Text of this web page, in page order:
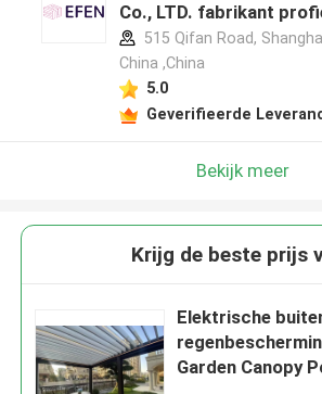
Co., LTD. fabrikant
515 Qifan Road,
China ,China
5.0
Geverifieerde
Bekijk meer
Krijg de beste prijs
Elektrische
Garden Canopy